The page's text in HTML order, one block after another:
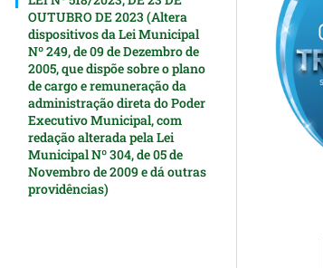
OUTUBRO DE 2023 (Altera
dispositivos da Lei Municipal
Nº 249, de 09 de Dezembro de
2005, que dispõe sobre o plano
de cargo e remuneração da
administração direta do Poder
Executivo Municipal, com
redação alterada pela Lei
Municipal Nº 304, de 05 de
Novembro de 2009 e dá outras
providências)